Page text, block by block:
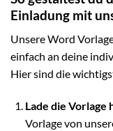
Einladung mit
Unsere Word
einfach an deine
Hier sind die
Lade die Vorlage
Vorlage von